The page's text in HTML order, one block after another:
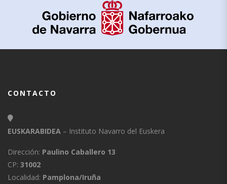
CONTACTO
EUSKARABIDEA – Instituto Navarro del Euskera
Dirección: Paulino Caballero 13
CP: 31002
Localidad: Pamplona/Iruña